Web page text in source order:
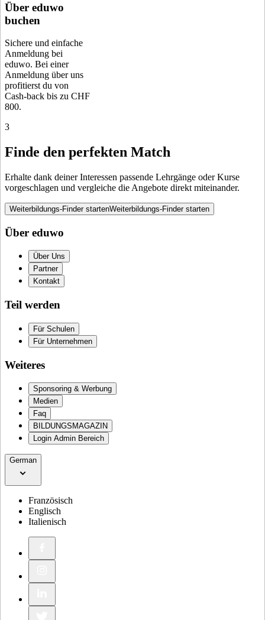
Über eduwo
buchen
Sichere und einfache
Anmeldung bei
eduwo. Bei einer
Anmeldung über uns
profitierst du von
Cash-back bis zu CHF
800.
3
Finde den perfekten Match
Erhalte dank deiner Interessen passende Lehrgänge oder Kurse
vorgeschlagen und vergleiche die Angebote direkt miteinander.
Weiterbildungs-Finder startenWeiterbildungs-Finder starten
Über eduwo
Über Uns
Partner
Kontakt
Teil werden
Für Schulen
Für Unternehmen
Weiteres
Sponsoring & Werbung
Medien
Faq
BILDUNGSMAGAZIN
Login Admin Bereich
German
Französisch
Englisch
Italienisch